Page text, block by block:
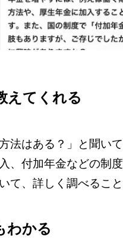
えてくれる
法はある？」と聞い
、付加年金などの制
て、詳しく調べること
わかる